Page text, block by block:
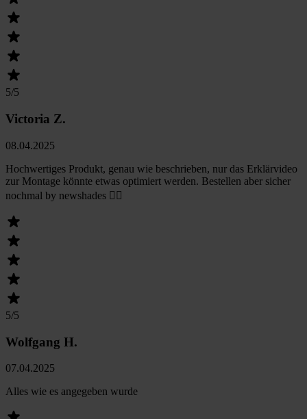
5/5
Victoria Z.
08.04.2025
Hochwertiges Produkt, genau wie beschrieben, nur das Erklärvideo
zur Montage könnte etwas optimiert werden. Bestellen aber sicher
nochmal by newshades 👍🏻
5/5
Wolfgang H.
07.04.2025
Alles wie es angegeben wurde